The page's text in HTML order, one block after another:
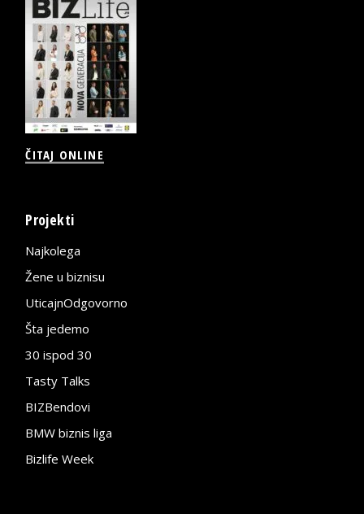
ČITAJ ONLINE
Projekti
Najkolega
Žene u biznisu
UticajnOdgovorno
Šta jedemo
30 ispod 30
Tasty Talks
BIZBendovi
BMW biznis liga
Bizlife Week